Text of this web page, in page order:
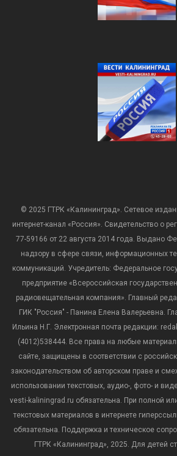
© 2025 ГТРК «Калининград». Сетевое
интернет-канал «Россия». Свидетельство о
77-59166 от 22 августа 2014 года. Выдано
надзору в сфере связи, информационных
коммуникаций. Учредитель: Федеральное
предприятие «Всероссийская
радиовещательная компания». Главный
ГИК "Россия" - Панина Елена Валерьевна.
Ильина Н.Г. Электронная почта редакции:
(4012)538444. Все права на любые
сайте, защищены в соответствии с
законодательством об авторском праве и
использовании текстовых, аудио-, фото- и
vesti-kaliningrad.ru обязательна. При полной
текстовых материалов в интернете
обязательна. Поддержка и техническое
ГТРК «Калининград», 2025. Для детей